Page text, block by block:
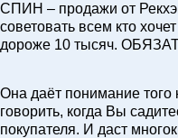
СПИН – продажи от
советовать всем кто
дороже 10 тысяч.
Она даёт понимание того
говорить, когда Вы
покупателя. И даст